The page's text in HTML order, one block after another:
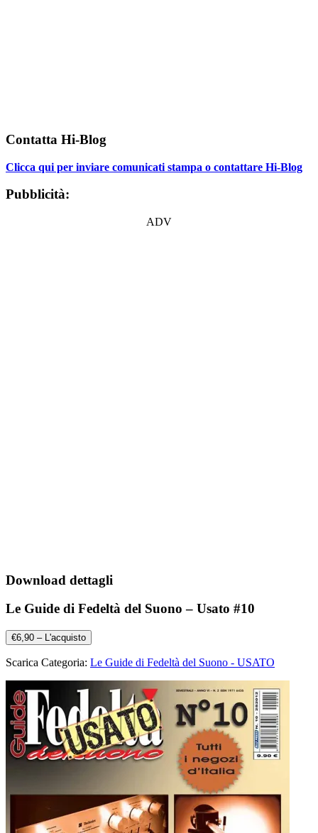
Contatta Hi-Blog
Clicca qui per inviare comunicati stampa o contattare Hi-Blog
Pubblicità:
ADV
Download dettagli
Le Guide di Fedeltà del Suono – Usato #10
€6,90 – L'acquisto
Scarica Categoria: Le Guide di Fedeltà del Suono - USATO